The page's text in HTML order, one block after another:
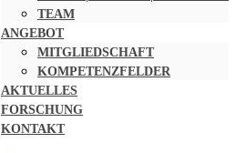
TEAM
ANGEBOT
MITGLIEDSCHAFT
KOMPETENZFELDER
AKTUELLES
FORSCHUNG
KONTAKT